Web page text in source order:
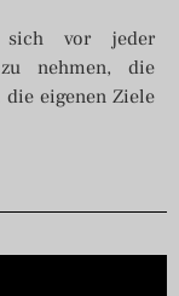
vor jeder
nehmen, die
eigenen Ziele